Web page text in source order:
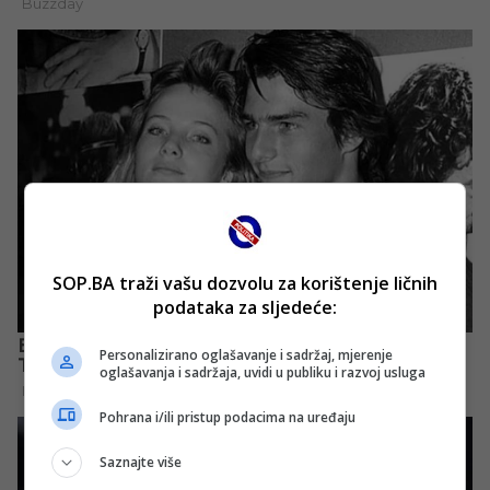
SOP.BA traži vašu dozvolu za korištenje ličnih
podataka za sljedeće:
Personalizirano oglašavanje i sadržaj, mjerenje
oglašavanja i sadržaja, uvidi u publiku i razvoj usluga
Pohrana i/ili pristup podacima na uređaju
Saznajte više